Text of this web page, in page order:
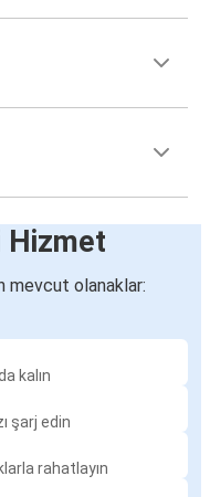
Hizmet
mevcut olanaklar:
kalın
şarj edin
rahatlayın